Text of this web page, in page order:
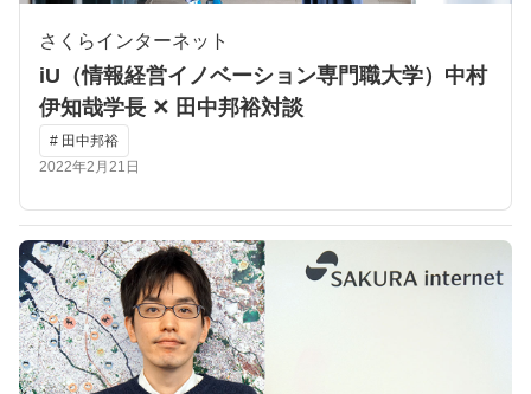
さくらインターネット
iU（情報経営イノベーション専門職大学）中村
伊知哉学長 ✕ 田中邦裕対談
# 田中邦裕
2022年2月21日